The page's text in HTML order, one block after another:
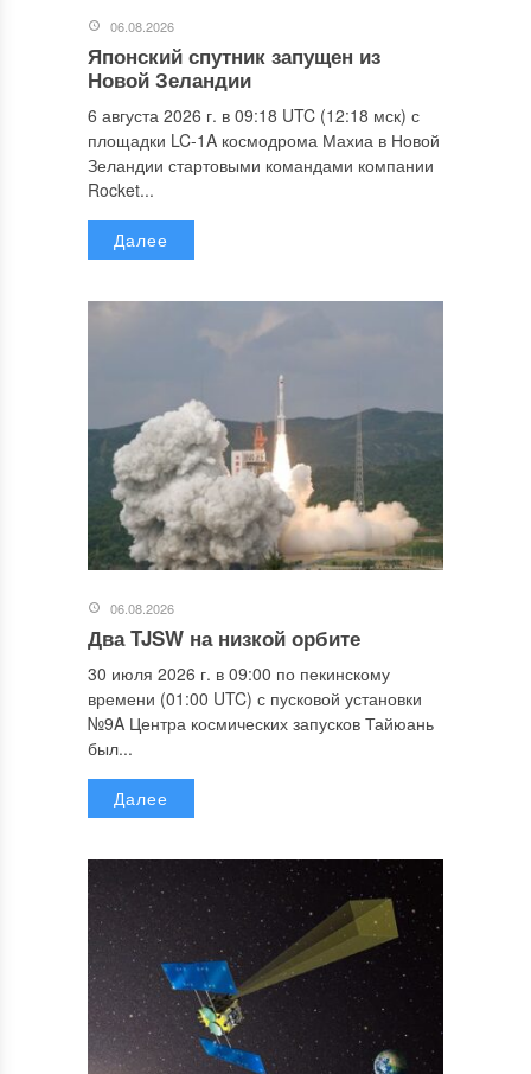
06.08.2026
Японский спутник запущен из
Новой Зеландии
6 августа 2026 г. в 09:18 UTC (12:18 мск) с
площадки LC-1A космодрома Махиа в Новой
Зеландии стартовыми командами компании
Rocket...
Далее
06.08.2026
Два TJSW на низкой орбите
30 июля 2026 г. в 09:00 по пекинскому
времени (01:00 UTC) с пусковой установки
№9A Центра космических запусков Тайюань
был...
Далее